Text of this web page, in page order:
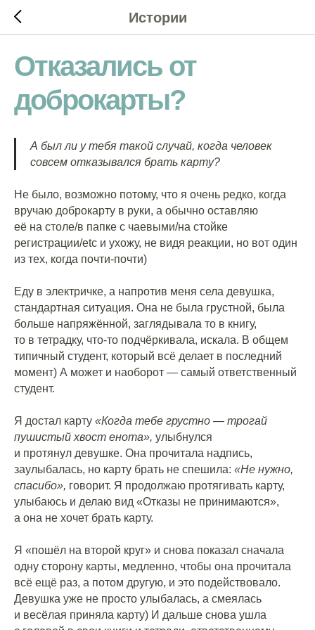
Истории
Отказались от
доброкарты?
А был ли у тебя такой случай, когда человек
совсем отказывался брать карту?
Не было, возможно потому, что я очень редко, когда
вручаю доброкарту в руки, а обычно оставляю
её на столе/в папке с чаевыми/на стойке
регистрации/etc и ухожу, не видя реакции, но вот один
из тех, когда почти-почти)
Еду в электричке, а напротив меня села девушка,
стандартная ситуация. Она не была грустной, была
больше напряжённой, заглядывала то в книгу,
то в тетрадку, что-то подчёркивала, искала. В общем
типичный студент, который всё делает в последний
момент) А может и наоборот — самый ответственный
студент.
Я достал карту «Когда тебе грустно — трогай
пушистый хвост енота», улыбнулся
и протянул девушке. Она прочитала надпись,
заулыбалась, но карту брать не спешила: «Не нужно,
спасибо», говорит. Я продолжаю протягивать карту,
улыбаюсь и делаю вид «Отказы не принимаются»,
а она не хочет брать карту.
Я «пошёл на второй круг» и снова показал сначала
одну сторону карты, медленно, чтобы она прочитала
всё ещё раз, а потом другую, и это подействовало.
Девушка уже не просто улыбалась, а смеялась
и весёлая приняла карту) И дальше снова ушла